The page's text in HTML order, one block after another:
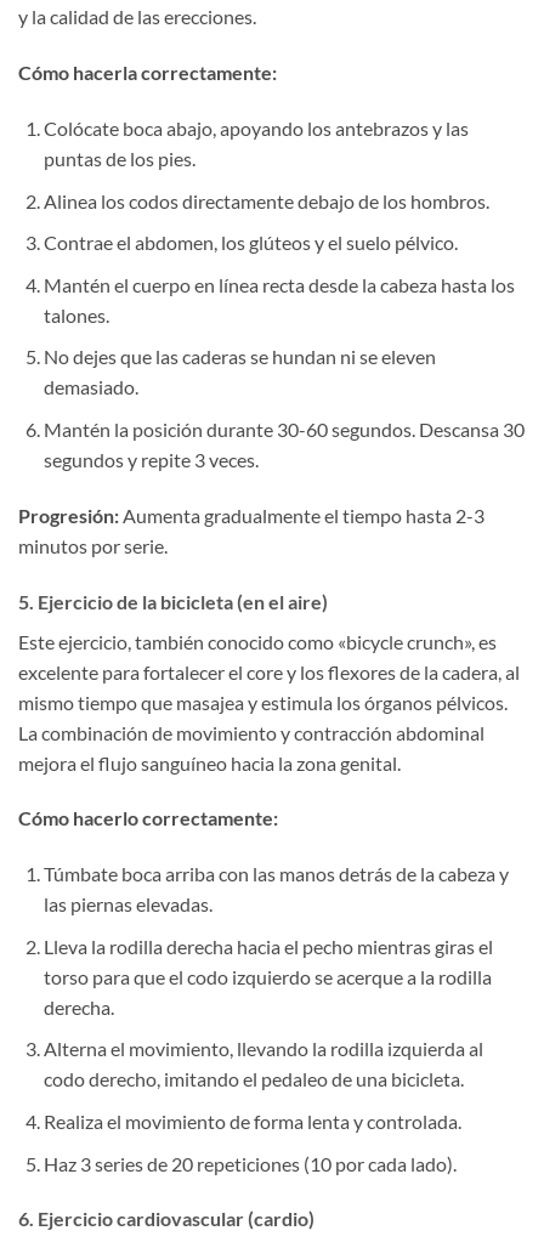
y la calidad de las erecciones.
Cómo hacerla correctamente:
Colócate boca abajo, apoyando los antebrazos y las
puntas de los pies.
Alinea los codos directamente debajo de los hombros.
Contrae el abdomen, los glúteos y el suelo pélvico.
Mantén el cuerpo en línea recta desde la cabeza hasta los
talones.
No dejes que las caderas se hundan ni se eleven
demasiado.
Mantén la posición durante 30-60 segundos. Descansa 30
segundos y repite 3 veces.
Progresión: Aumenta gradualmente el tiempo hasta 2-3
minutos por serie.
5. Ejercicio de la bicicleta (en el aire)
Este ejercicio, también conocido como «bicycle crunch», es
excelente para fortalecer el core y los flexores de la cadera, al
mismo tiempo que masajea y estimula los órganos pélvicos.
La combinación de movimiento y contracción abdominal
mejora el flujo sanguíneo hacia la zona genital.
Cómo hacerlo correctamente:
Túmbate boca arriba con las manos detrás de la cabeza y
las piernas elevadas.
Lleva la rodilla derecha hacia el pecho mientras giras el
torso para que el codo izquierdo se acerque a la rodilla
derecha.
Alterna el movimiento, llevando la rodilla izquierda al
codo derecho, imitando el pedaleo de una bicicleta.
Realiza el movimiento de forma lenta y controlada.
Haz 3 series de 20 repeticiones (10 por cada lado).
6. Ejercicio cardiovascular (cardio)